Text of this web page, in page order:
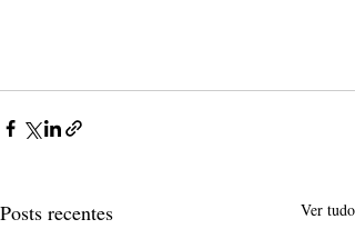
Posts recentes Ver tudo